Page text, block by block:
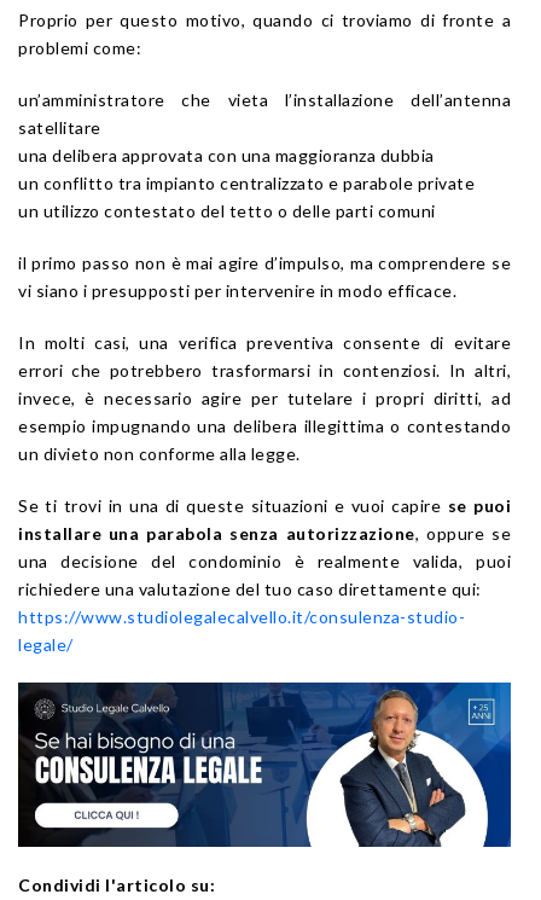
Proprio per questo motivo, quando ci troviamo di fronte a
problemi come:
un’amministratore che vieta l’installazione dell’antenna
satellitare
una delibera approvata con una maggioranza dubbia
un conflitto tra impianto centralizzato e parabole private
un utilizzo contestato del tetto o delle parti comuni
il primo passo non è mai agire d’impulso, ma comprendere se
vi siano i presupposti per intervenire in modo efficace.
In molti casi, una verifica preventiva consente di evitare
errori che potrebbero trasformarsi in contenziosi. In altri,
invece, è necessario agire per tutelare i propri diritti, ad
esempio impugnando una delibera illegittima o contestando
un divieto non conforme alla legge.
Se ti trovi in una di queste situazioni e vuoi capire se puoi
installare una parabola senza autorizzazione, oppure se
una decisione del condominio è realmente valida, puoi
richiedere una valutazione del tuo caso direttamente qui:
https://www.studiolegalecalvello.it/consulenza-studio-
legale/
Condividi l'articolo su: